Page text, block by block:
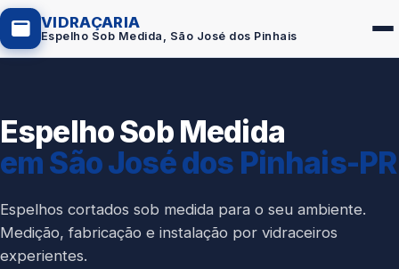
VIDRAÇARIA
Espelho Sob Medida, São José dos Pinhais
Box de Vidro
Portas em Vidro
Janelas de Vidro
Espelho Sob Medida
em São José dos Pinhais-PR
Espelhos cortados sob medida para o seu ambiente.
Medição, fabricação e instalação por vidraceiros
experientes.